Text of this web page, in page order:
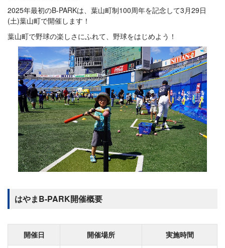
2025年最初のB-PARKは、葉山町制100周年を記念して3月29日
(土)葉山町で開催します！
葉山町で野球の楽しさにふれて、野球をはじめよう！
はやまB-PARK開催概要
開催日 開催場所 実施時間